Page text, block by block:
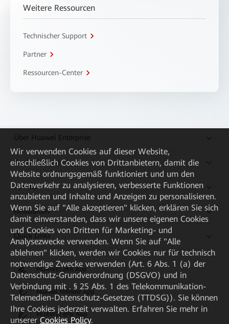
Weitere Ressourcen
Technischer Support
Partner
Ressourcen-Center
Über Huawei Enterprise
Kaufanleitung
Partner
Ressourcen
Quick Links
HUAWEI eKit App
Huawei HiKnow App
HUAWEI eFly App
Wir verwenden Cookies auf dieser Website,
einschließlich Cookies von Drittanbietern, damit die
Website ordnungsgemäß funktioniert und um den
Datenverkehr zu analysieren, verbesserte Funktionen
anzubieten und Inhalte und Anzeigen zu personalisieren.
Wenn Sie auf "Alle akzeptieren" klicken, erklären Sie sich
damit einverstanden, dass wir unsere eigenen Cookies
und Cookies von Dritten für Marketing- und
Analysezwecke verwenden. Wenn Sie auf "Alle
ablehnen" klicken, werden wir Cookies nur für technisch
notwendige Zwecke verwenden (Art. 6 Abs. 1 (a) der
Datenschutz-Grundverordnung (DSGVO) und in
Verbindung mit . § 25 Abs. 1 des Telekommunikation-
Telemedien-Datenschutz-Gesetzes (TTDSG)). Sie können
Ihre Cookies jederzeit verwalten. Erfahren Sie mehr in
unserer Cookies Policy.